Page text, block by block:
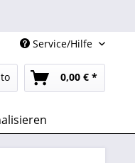
Service/Hilfe
0,00 € *